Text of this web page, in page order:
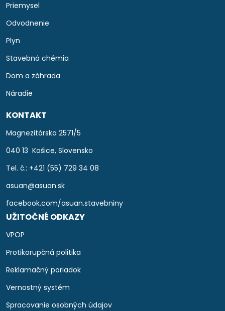
Priemysel
Odvodnenie
Plyn
Stavebná chémia
Dom a záhrada
Náradie
KONTAKT
Magnezitárska 2571/5
040 13 Košice, Slovensko
Tel. č.: +421 (55) 729 34 08
asuan@asuan.sk
facebook.com/asuan.stavebniny
UŽITOČNÉ ODKAZY
VPOP
Protikorupčná politika
Reklamačný poriadok
Vernostný systém
Spracovanie osobných údajov